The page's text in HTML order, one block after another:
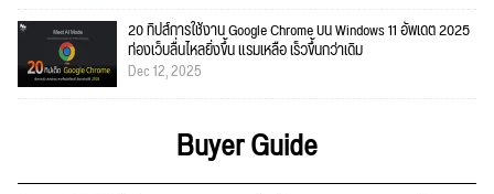
20 ทิปส์การใช้งาน Google Chrome บน Windows 11 อัพเดต 2025
ท่องเว็บลื่นไหลยิ่งขึ้น แรมเหลือ เร็วขึ้นกว่าเดิม
Dec 12, 2025
Buyer Guide